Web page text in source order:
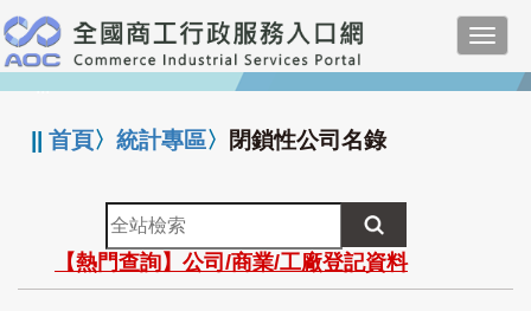
跳
到
主
要
:::
||首頁〉統計專區〉 閉鎖性公司名錄
全
站
檢
索
【熱門查詢】公司/商業/工廠登記資料